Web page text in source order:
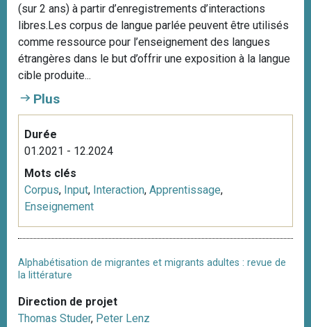
(sur 2 ans) à partir d’enregistrements d’interactions
libres.Les corpus de langue parlée peuvent être utilisés
comme ressource pour l’enseignement des langues
étrangères dans le but d’offrir une exposition à la langue
cible produite...
Plus
Durée
01.2021 - 12.2024
Mots clés
Corpus, Input, Interaction, Apprentissage,
Enseignement
Alphabétisation de migrantes et migrants adultes : revue de
la littérature
Direction de projet
Thomas Studer, Peter Lenz